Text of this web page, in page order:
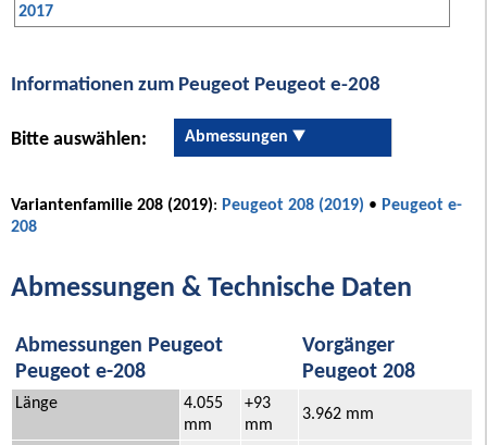
2017
Informationen zum Peugeot Peugeot e-208
Bitte auswählen: Abmessungen
Variantenfamilie 208 (2019): Peugeot 208 (2019) • Peugeot e-
208
Abmessungen & Technische Daten
Abmessungen Peugeot
Peugeot e-208
Vorgänger
Peugeot 208
Länge
4.055
mm
+93
mm
3.962 mm